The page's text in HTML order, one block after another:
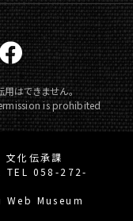
はできません。
is prohibited
化伝承課
TEL 058-272-
Museum